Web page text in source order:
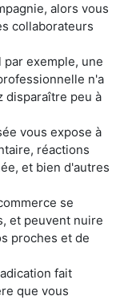
alors vous
collaborateurs
exemple, une
n'a
disparaître peu à
vous expose à
réactions
et bien d'autres
se
et peuvent nuire
proches et de
fait
que vous